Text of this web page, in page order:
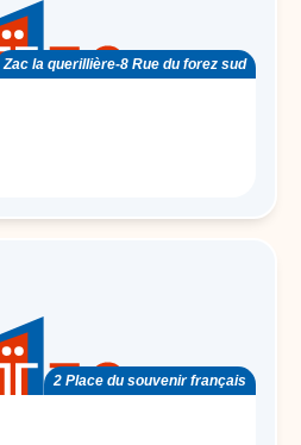
Zac la querillière-8 Rue du forez sud
2 Place du souvenir français